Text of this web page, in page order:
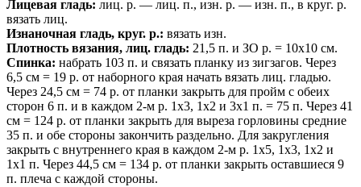
Лицевая гладь: лиц. р. — лиц. п., изн. р. — изн. п., в круг. р.
вязать лиц.
Изнаночная гладь, круг. р.: вязать изн.
Плотность вязания, лиц. гладь: 21,5 п. и ЗО р. = 10х10 см.
Спинка: набрать 103 п. и связать планку из зигзагов. Через
6,5 см = 19 р. от наборного края начать вязать лиц. гладью.
Через 24,5 см = 74 р. от планки закрыть для пройм с обеих
сторон 6 п. и в каждом 2-м р. 1х3, 1х2 и 3х1 п. = 75 п. Через 41
см = 124 р. от планки закрыть для выреза горловины средние
35 п. и обе стороны закончить раздельно. Для закругления
закрыть с внутреннего края в каждом 2-м р. 1х5, 1х3, 1х2 и
1х1 п. Через 44,5 см = 134 р. от планки закрыть оставшиеся 9
п. плеча с каждой стороны.